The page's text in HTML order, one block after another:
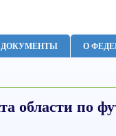
ДОКУМЕНТЫ О
области по